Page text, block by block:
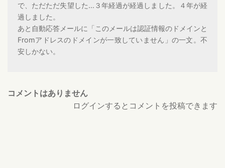
で、ただただ失望した…３年経過が経過しました。４年が経
過しました。
あと自動応答メールに「このメールは認証情報のドメインと
Fromアドレスのドメインが一致していません」の一文。不
安しかない。
コメントはありません
ログインするとコメントを投稿できます